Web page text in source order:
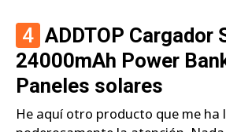
4 ADDTOP Cargador
24000mAh Power
Paneles solares
He aquí otro producto que me ha